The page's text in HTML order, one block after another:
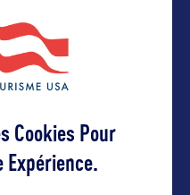
Cookies Pour
Expérience.